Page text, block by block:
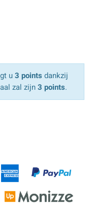
u 3 points dankzij
zal zijn 3 points.